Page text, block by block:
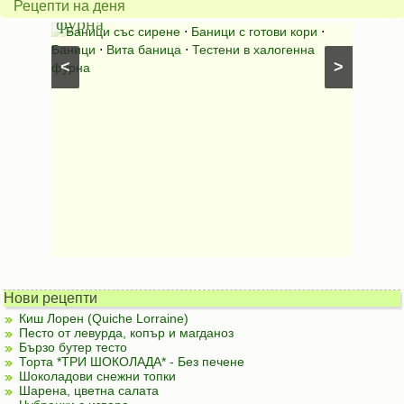
Рецепти на деня
>
<
фурна
Баници със сирене ⋅ Баници с готови кори ⋅
Баници ⋅ Вита баница ⋅ Тестени в халогенна
фурна
Нови рецепти
Киш Лорен (Quiche Lorraine)
Песто от левурда, копър и магданоз
Бързо бутер тесто
Торта *ТРИ ШОКОЛАДА* - Без печене
Шоколадови снежни топки
Шарена, цветна салата